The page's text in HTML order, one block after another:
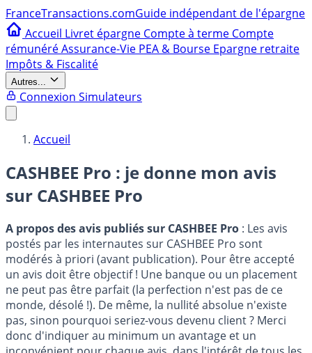
FranceTransactions.comGuide indépendant de l'épargne
Accueil Livret épargne Compte à terme Compte
rémunéréAssurance-Vie PEA & Bourse Epargne retraite
Impôts & Fiscalité
Autres...
Connexion Simulateurs
Accueil
CASHBEE Pro : je donne mon avis
sur CASHBEE Pro
A propos des avis publiés sur CASHBEE Pro : Les avis
postés par les internautes sur CASHBEE Pro sont
modérés à priori (avant publication). Pour être accepté
un avis doit être objectif ! Une banque ou un placement
ne peut pas être parfait (la perfection n'est pas de ce
monde, désolé !). De même, la nullité absolue n'existe
pas, sinon pourquoi seriez-vous devenu client ? Merci
donc d'indiquer au minimum un avantage et un